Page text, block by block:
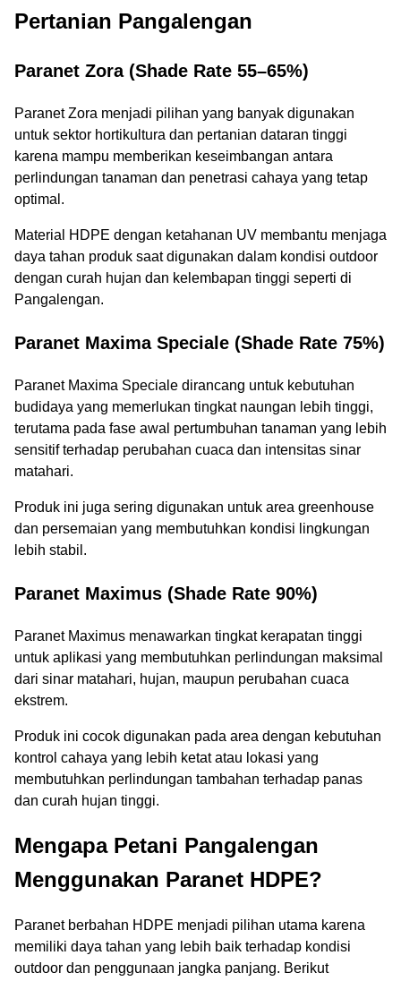
Pertanian Pangalengan
Paranet Zora (Shade Rate 55–65%)
Paranet Zora menjadi pilihan yang banyak digunakan
untuk sektor hortikultura dan pertanian dataran tinggi
karena mampu memberikan keseimbangan antara
perlindungan tanaman dan penetrasi cahaya yang tetap
optimal.
Material HDPE dengan ketahanan UV membantu menjaga
daya tahan produk saat digunakan dalam kondisi outdoor
dengan curah hujan dan kelembapan tinggi seperti di
Pangalengan.
Paranet Maxima Speciale (Shade Rate 75%)
Paranet Maxima Speciale dirancang untuk kebutuhan
budidaya yang memerlukan tingkat naungan lebih tinggi,
terutama pada fase awal pertumbuhan tanaman yang lebih
sensitif terhadap perubahan cuaca dan intensitas sinar
matahari.
Produk ini juga sering digunakan untuk area greenhouse
dan persemaian yang membutuhkan kondisi lingkungan
lebih stabil.
Paranet Maximus (Shade Rate 90%)
Paranet Maximus menawarkan tingkat kerapatan tinggi
untuk aplikasi yang membutuhkan perlindungan maksimal
dari sinar matahari, hujan, maupun perubahan cuaca
ekstrem.
Produk ini cocok digunakan pada area dengan kebutuhan
kontrol cahaya yang lebih ketat atau lokasi yang
membutuhkan perlindungan tambahan terhadap panas
dan curah hujan tinggi.
Mengapa Petani Pangalengan
Menggunakan Paranet HDPE?
Paranet berbahan HDPE menjadi pilihan utama karena
memiliki daya tahan yang lebih baik terhadap kondisi
outdoor dan penggunaan jangka panjang. Berikut